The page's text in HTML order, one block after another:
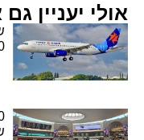
אולי יעניין
90